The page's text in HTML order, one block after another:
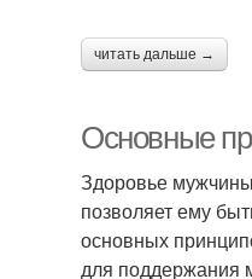
читать дальше →
Основные
Здоровье мужчины
позволяет ему
основных
для поддержания